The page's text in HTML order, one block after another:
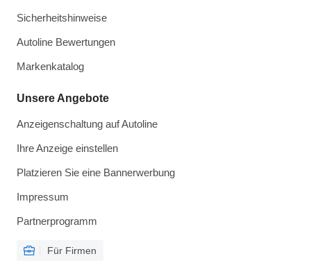
Sicherheitshinweise
Autoline Bewertungen
Markenkatalog
Unsere Angebote
Anzeigenschaltung auf Autoline
Ihre Anzeige einstellen
Platzieren Sie eine Bannerwerbung
Impressum
Partnerprogramm
Für Firmen